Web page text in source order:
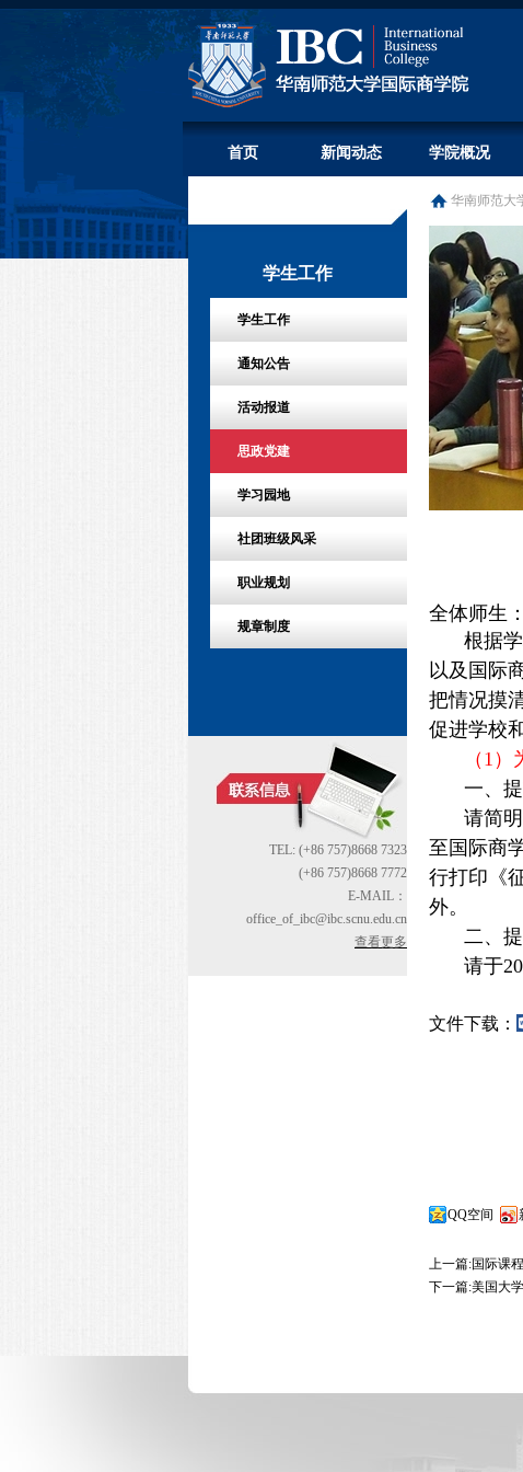
首页 新闻动态 学院概况
学生工作
学生工作
通知公告
活动报道
思政党建
学习园地
社团班级风采
职业规划
规章制度
TEL: (+86 757)8668 7323
(+86 757)8668 7772
E-MAIL：
office_of_ibc@ibc.scnu.edu.cn
查看更多
华南师范大
全体师生：
根据
以及国际
把情况摸
促进学校
（1）
一、
请简
至国际商
行打印《
外。
二、
请于
文件下载：
QQ空间
上一篇:国际课
下一篇:美国大